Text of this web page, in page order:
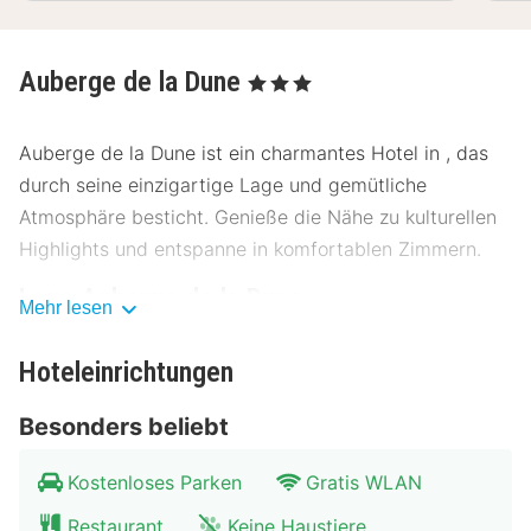
Auberge de la Dune , 3 Sterne
Auberge de la Dune ist ein charmantes Hotel in , das
durch seine einzigartige Lage und gemütliche
Atmosphäre besticht. Genieße die Nähe zu kulturellen
Highlights und entspanne in komfortablen Zimmern.
Lage Auberge de la Dune
Kilometer vom Stadtzentrum entfernt. Die Umgebung
kulturellen Erlebnissen. Das Museum für Kunst und
Geschichte ist nur 200 Meter entfernt, während der
Mehr lesen
Hoteleinrichtungen
Besonders beliebt
Kostenloses Parken
Gratis WLAN